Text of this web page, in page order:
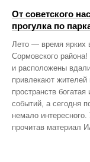
От советского
прогулка по
Лето — время ярких
Сормовского
и расположены
привлекают жителей
пространств
событий, а сегодня
немало
прочитав материал